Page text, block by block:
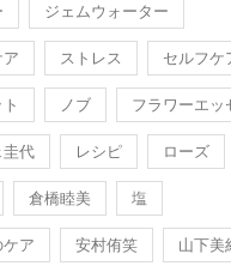
ジェムウォーター
ア ストレス セルフケ
ノブ フラワーエッ
圭代 レシピ ローズ
倉橋睦美 塩
ア 安村侑笑 山下美